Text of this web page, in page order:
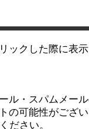
ックした際に表
ル・スパムメー
の可能性がござ
ださい。